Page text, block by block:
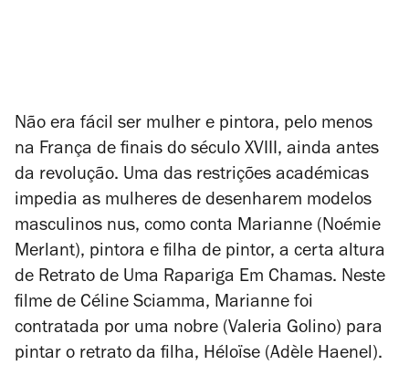
Não era fácil ser mulher e pintora, pelo menos
na França de finais do século XVIII, ainda antes
da revolução. Uma das restrições académicas
impedia as mulheres de desenharem modelos
masculinos nus, como conta Marianne (Noémie
Merlant), pintora e filha de pintor, a certa altura
de Retrato de Uma Rapariga Em Chamas. Neste
filme de Céline Sciamma, Marianne foi
contratada por uma nobre (Valeria Golino) para
pintar o retrato da filha, Héloïse (Adèle Haenel).